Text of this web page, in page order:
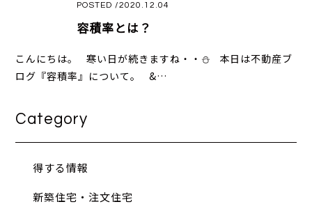
POSTED /2020.12.04
容積率とは？
こんにちは。 寒い日が続きますね・・⛄ 本日は不動産ブ
ログ『容積率』について。 &…
Category
得する情報
新築住宅・注文住宅